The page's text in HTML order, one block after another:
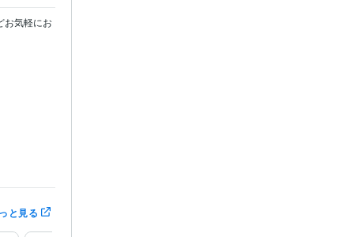
お気軽にお
子宝鑑定
と見る